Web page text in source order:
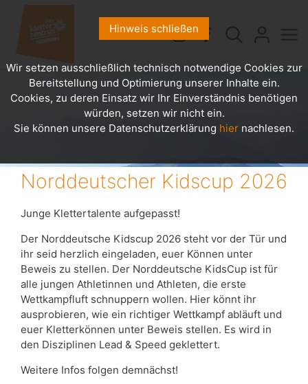
Norddeutscher Kidscup 2026
Junge Klettertalente aufgepasst!
Der Norddeutsche Kidscup 2026 steht vor der Tür und
ihr seid herzlich eingeladen, euer Können unter
Beweis zu stellen. Der Norddeutsche KidsCup ist für
alle jungen Athletinnen und Athleten, die erste
Wettkampfluft schnuppern wollen. Hier könnt ihr
ausprobieren, wie ein richtiger Wettkampf abläuft und
euer Kletterkönnen unter Beweis stellen. Es wird in
den Disziplinen Lead & Speed geklettert.
Weitere Infos folgen demnächst!
Hinweis schließen
Wir setzen ausschließlich technisch notwendige Cookies zur
Bereitstellung und Optimierung unserer Inhalte ein.
Cookies, zu deren Einsatz wir Ihr Einverständnis benötigen
würden, setzen wir nicht ein.
Sie können unsere Datenschutzerklärung hier nachlesen.